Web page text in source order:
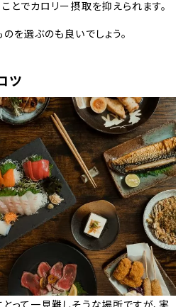
とでカロリー摂取を抑えられます。
を選ぶのも良いでしょう。
ツ
って一見難しそうな場所ですが、実